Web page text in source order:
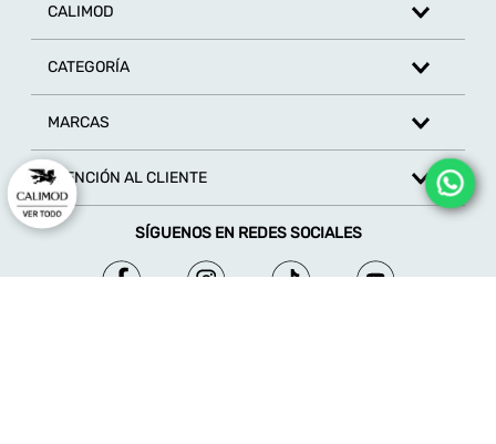
Escribe un comentario
ENVIAR COMENTARIO
CALIMOD
CATEGORÍA
MARCAS
ATENCIÓN AL CLIENTE
SÍGUENOS EN REDES SOCIALES